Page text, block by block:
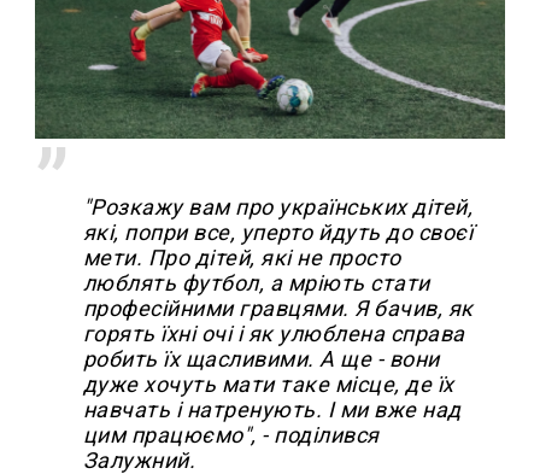
"Розкажу вам про українських дітей,
які, попри все, уперто йдуть до своєї
мети. Про дітей, які не просто
люблять футбол, а мріють стати
професійними гравцями. Я бачив, як
горять їхні очі і як улюблена справа
робить їх щасливими. А ще - вони
дуже хочуть мати таке місце, де їх
навчать і натренують. І ми вже над
цим працюємо", - поділився
Залужний.